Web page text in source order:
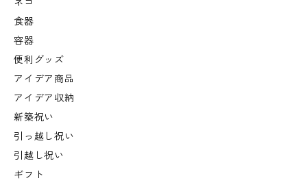
食器
容器
便利グッズ
アイデア商品
アイデア収納
新築祝い
引っ越し祝い
引越し祝い
ギフト